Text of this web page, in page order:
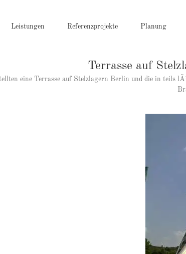
Leistungen Referenzprojekte Planung
Terrasse auf
eine Terrasse auf Stelzlagern Berlin und die in teils